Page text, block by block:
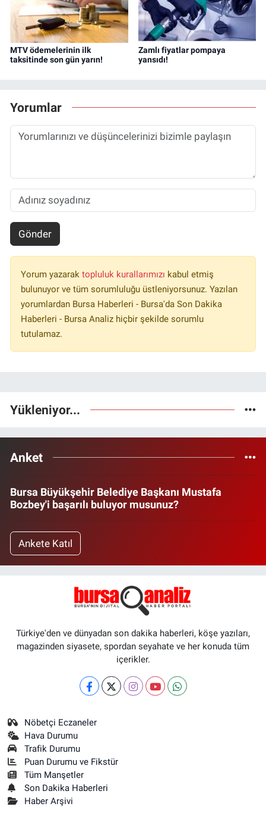
MTV ödemelerinin ilk
taksitinde son gün yarın!
Zamlı fiyatlar pompaya
yansıdı!
Yorumlar
Gönder
Yorum yazarak topluluk kurallarımızı kabul etmiş
bulunuyor ve tüm sorumluluğu üstleniyorsunuz. Yazılan
yorumlardan Bursa Haberleri - Bursa'da Son Dakika
Haberleri - Bursa Analiz hiçbir şekilde sorumlu
tutulamaz.
Yükleniyor...
Anket
Bursa Büyükşehir Belediye Başkanı Mustafa
Bozbey'i başarılı buluyor musunuz?
Ankete Katıl
Türkiye'den ve dünyadan son dakika haberleri, köşe yazıları,
magazinden siyasete, spordan seyahate ve her konuda tüm
içerikler.
Nöbetçi Eczaneler
Hava Durumu
Trafik Durumu
Puan Durumu ve Fikstür
Tüm Manşetler
Son Dakika Haberleri
Haber Arşivi